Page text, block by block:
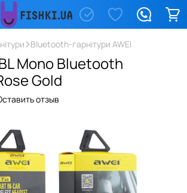
Bluetooth-гарнітури AWEI
Mono Bluetooth
Gold
отзыв